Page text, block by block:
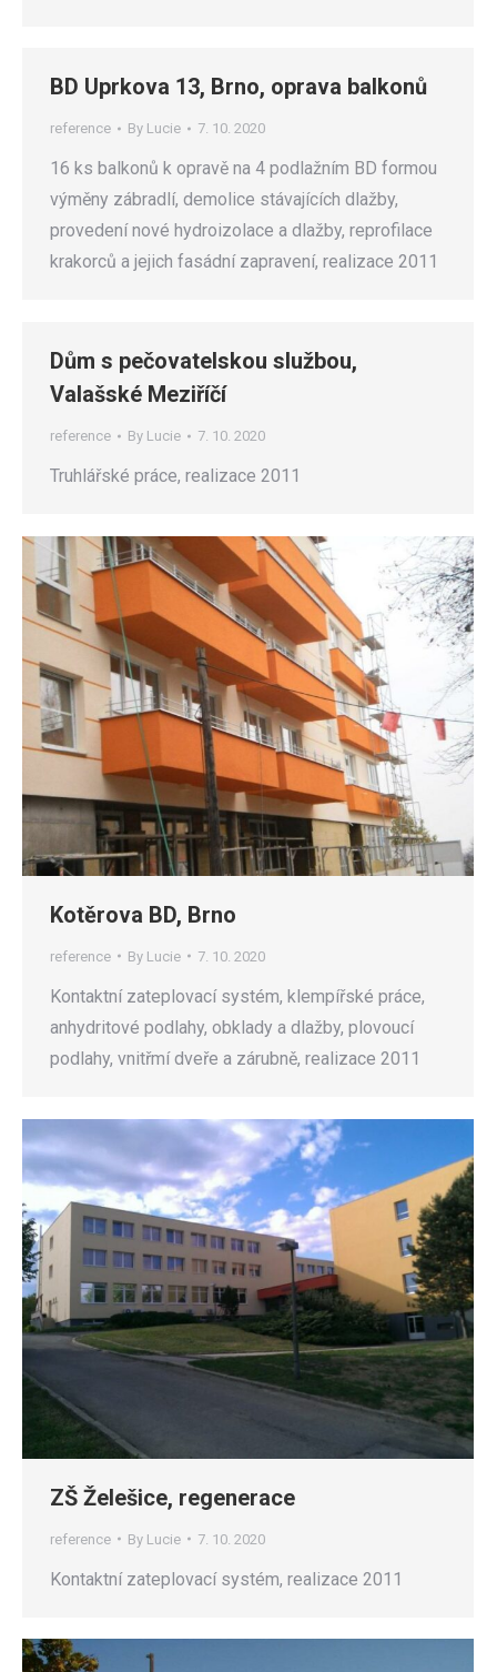
BD Uprkova 13, Brno, oprava balkonů
reference By Lucie 7. 10. 2020
16 ks balkonů k opravě na 4 podlažním BD formou
výměny zábradlí, demolice stávajících dlažby,
provedení nové hydroizolace a dlažby, reprofilace
krakorců a jejich fasádní zapravení, realizace 2011
Dům s pečovatelskou službou,
Valašské Meziříčí
reference By Lucie 7. 10. 2020
Truhlářské práce, realizace 2011
Kotěrova BD, Brno
reference By Lucie 7. 10. 2020
Kontaktní zateplovací systém, klempířské práce,
anhydritové podlahy, obklady a dlažby, plovoucí
podlahy, vnitřmí dveře a zárubně, realizace 2011
ZŠ Želešice, regenerace
reference By Lucie 7. 10. 2020
Kontaktní zateplovací systém, realizace 2011